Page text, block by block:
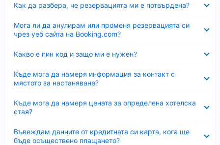
Как да разбера, че резервацията ми е потвърдена?
Мога ли да анулирам или променя резервацията си
чрез уеб сайта на Booking.com?
Какво е пин код и защо ми е нужен?
Къде мога да намеря информация за контакт с
мястото за настаняване?
Къде мога да намеря цената за определена хотелска
стая?
Въвеждам данните от кредитната си карта, кога ще
бъде осъществено плащането?